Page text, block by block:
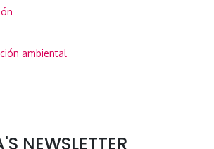
ambiental
NEWSLETTER